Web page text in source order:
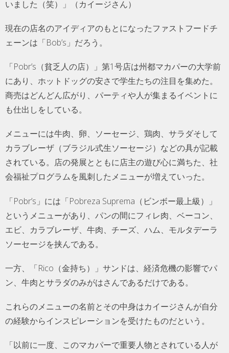
いました（笑）」（カイージさん）
現在の店名のアイディアのもとになったファストフードチ
ェーンは「Bob’s」だろう。
「Pobr’s（貧乏人の店）」第1号店は州都マカパーの大学前
にあり、ホットドッグの安さで学生たちの注目を集めた。
商売はどんどん広がり、パーティや人が集まるイベントに
も仕出しをしている。
メニューには牛肉、卵、ソーセージ、鶏肉、サラダそして
カラブレーザ（ブラジル式生ソーセージ）などの具が記載
されている。店の発展とともに店主の遊び心に満ちた、社
会福祉プログラムを風刺したメニューが増えていった。
「Pobr’s」には「Pobreza Suprema（ビンボー最上級）」
というメニューがあり、パンの間にフィレ肉、ベーコン、
エビ、カラブレーザ、牛肉、チーズ、ハム、モルタデーラ
ソーセージを挟んである。
一方、「Rico（金持ち）」サンドは、経済危機の影響でパ
ン、牛肉とサラダのみがはさんであるだけである。
これらのメニューの名前とその中身はカイージさんが自分
の経験からインスピレーションを受けたものだという。
「以前に一度、このマカパーで重要人物とされている人が